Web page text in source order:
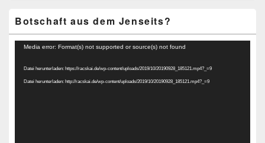
Botschaft aus dem Jenseits?
Video-
Media error: Format(s) not supported or source(s) not found
Datei herunterladen: https://racskai.de/wp-content/uploads/2019/10/20190928_185121.mp4?_=9
Datei herunterladen: http://racskai.de/wp-content/uploads/2019/10/20190928_185121.mp4?_=9